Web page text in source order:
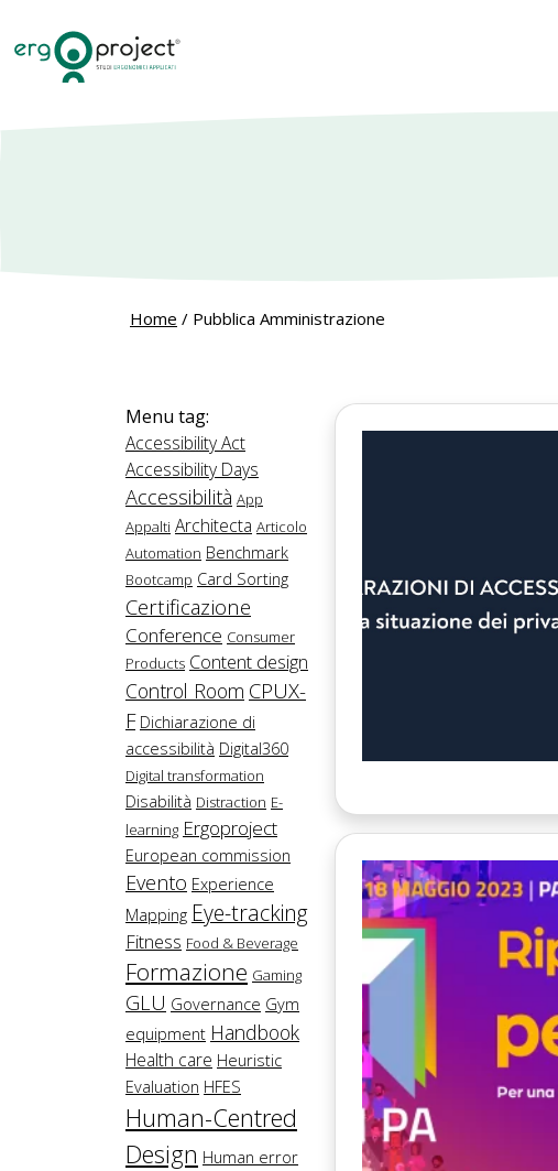
Home / Pubblica Amministrazione
Menu tag:
Accessibility Act
Accessibility Days
Accessibilità App
Appalti Architecta Articolo
Automation Benchmark
Bootcamp Card Sorting
Certificazione
Conference Consumer
Products Content design
Control Room CPUX-
F Dichiarazione di
accessibilità Digital360
Digital transformation
Disabilità Distraction E-
learning Ergoproject
European commission
Evento Experience
Mapping Eye-tracking
Fitness Food & Beverage
Formazione Gaming
GLU Governance Gym
equipment Handbook
Health care Heuristic
Evaluation HFES
Human-Centred
Design Human error